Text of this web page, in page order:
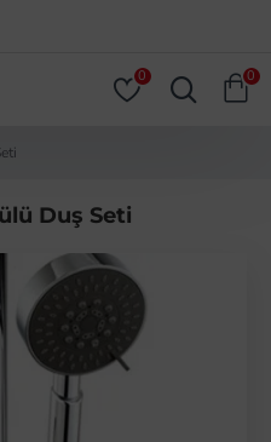
0 0
Duş Seti